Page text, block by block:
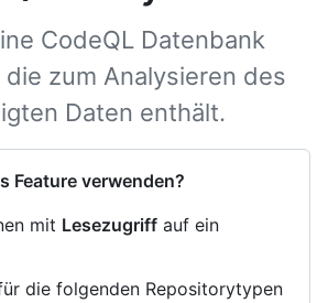
CodeQL Datenbank
zum Analysieren des
Daten enthält.
Feature verwenden?
mit Lesezugriff auf ein
die folgenden Repositorytypen